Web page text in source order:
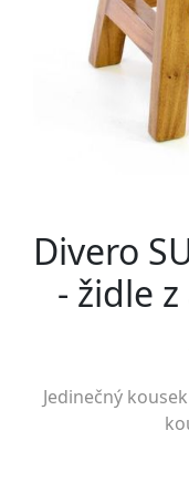
Divero
- židle
Jedinečný